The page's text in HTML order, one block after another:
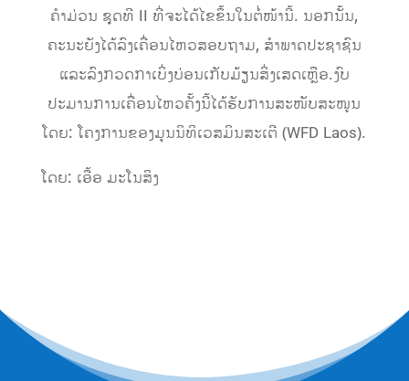
ຄໍາມ່ວນ ຊຸດທີ II ທີ່ຈະໄດ້ໄຂຂຶ້ນໃນຕໍ່ໜ້ານີ້. ນອກນັ້ນ,
ຄະນະຍັງໄດ້ລົງເຄື່ອນໄຫວສອບຖາມ, ສຳພາດປະຊາຊົນ
ແລະລົງກວດກາເບິ່ງບ່ອນເກັບມ້ຽນສິ່ງເສດເຫຼືອ.ງົບ
ປະມານການເຄື່ອນໄຫວຄັ້ງນີ້ໄດ້ຮັບການສະໜັບສະໜູນ
ໂດຍ: ໂຄງການຂອງມູນນິທິເວສມິນສະເຕີ (WFD Laos).
ໂດຍ: ເອື້ອ ມະໂນສິງ